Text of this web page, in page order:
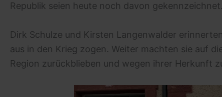
Republik seien heute noch davon gekennzeichnet.
Dirk Schulze und Kirsten Langenwalder
aus in den Krieg zogen. Weiter machten sie auf
Region zurückblieben und wegen ihrer Herkunft